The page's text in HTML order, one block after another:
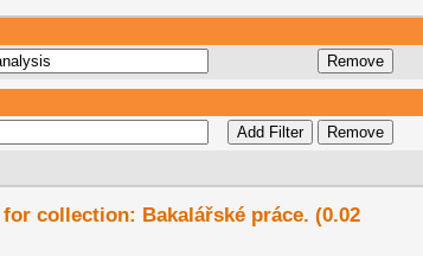
collection: Bakalářské práce. (0.02